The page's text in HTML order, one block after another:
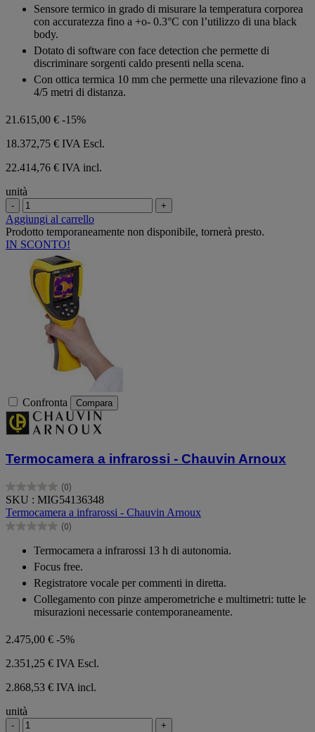
Sensore termico in grado di misurare la temperatura corporea
con accuratezza fino a +o- 0.3°C con l’utilizzo di una black
body.
Dotato di software con face detection che permette di
discriminare sorgenti caldo presenti nella scena.
Con ottica termica 10 mm che permette una rilevazione fino a
4/5 metri di distanza.
21.615,00 € -15%
18.372,75 € IVA Escl.
22.414,76 € IVA incl.
unità
- +
Aggiungi al carrello
Prodotto temporaneamente non disponibile, tornerà presto.
IN SCONTO!
Confronta Compara
Termocamera a infrarossi - Chauvin Arnoux
(0)
0.0
su
5
stelle.
SKU : MIG54136348
Termocamera a infrarossi - Chauvin Arnoux
(0)
0.0
stelle.
Termocamera a infrarossi 13 h di autonomia.
Focus free.
Registratore vocale per commenti in diretta.
Collegamento con pinze amperometriche e multimetri: tutte le
misurazioni necessarie contemporaneamente.
2.475,00 € -5%
2.351,25 € IVA Escl.
2.868,53 € IVA incl.
unità
- +